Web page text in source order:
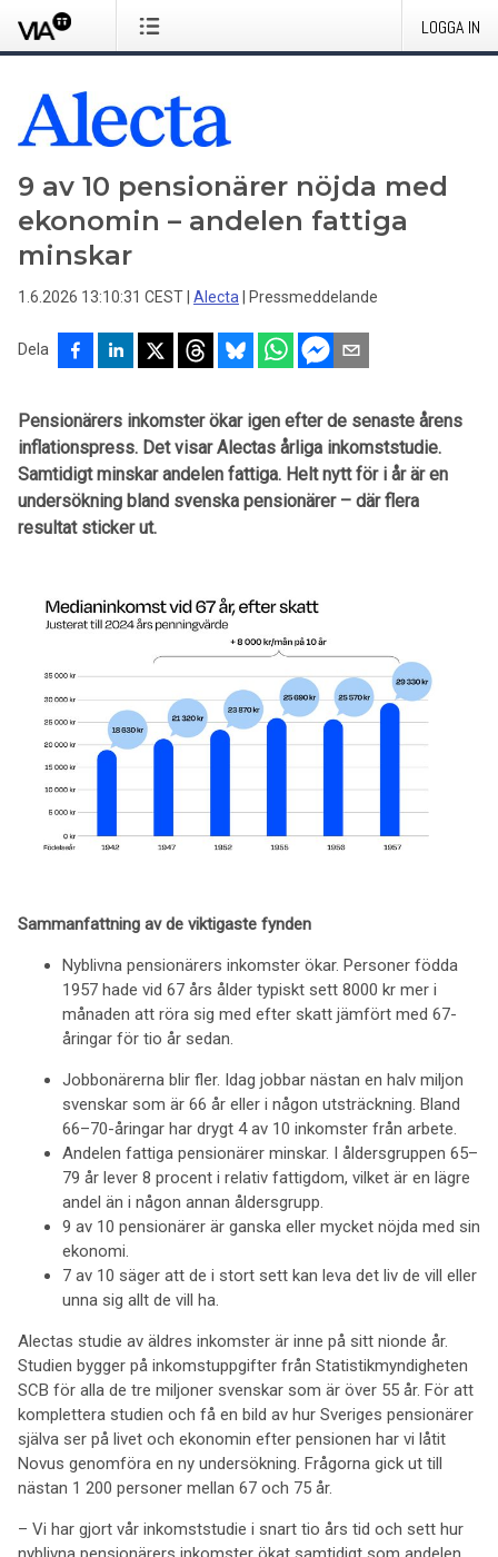
LOGGA IN
9 av 10 pensionärer nöjda med
ekonomin – andelen fattiga
minskar
1.6.2026 13:10:31 CEST Alecta Pressmeddelande
Dela
Pensionärers inkomster ökar igen efter de senaste årens
inflationspress. Det visar Alectas årliga inkomststudie.
Samtidigt minskar andelen fattiga. Helt nytt för i år är en
undersökning bland svenska pensionärer – där flera
resultat sticker ut.
Sammanfattning av de viktigaste fynden
Nyblivna pensionärers inkomster ökar. Personer födda
1957 hade vid 67 års ålder typiskt sett 8000 kr mer i
månaden att röra sig med efter skatt jämfört med 67-
åringar för tio år sedan.
Jobbonärerna blir fler. Idag jobbar nästan en halv miljon
svenskar som är 66 år eller i någon utsträckning. Bland
66–70-åringar har drygt 4 av 10 inkomster från arbete.
Andelen fattiga pensionärer minskar. I åldersgruppen 65–
79 år lever 8 procent i relativ fattigdom, vilket är en lägre
andel än i någon annan åldersgrupp.
9 av 10 pensionärer är ganska eller mycket nöjda med sin
ekonomi.
7 av 10 säger att de i stort sett kan leva det liv de vill eller
unna sig allt de vill ha.
Alectas studie av äldres inkomster är inne på sitt nionde år.
Studien bygger på inkomstuppgifter från Statistikmyndigheten
SCB för alla de tre miljoner svenskar som är över 55 år. För att
komplettera studien och få en bild av hur Sveriges pensionärer
själva ser på livet och ekonomin efter pensionen har vi låtit
Novus genomföra en ny undersökning. Frågorna gick ut till
nästan 1 200 personer mellan 67 och 75 år.
– Vi har gjort vår inkomststudie i snart tio års tid och sett hur